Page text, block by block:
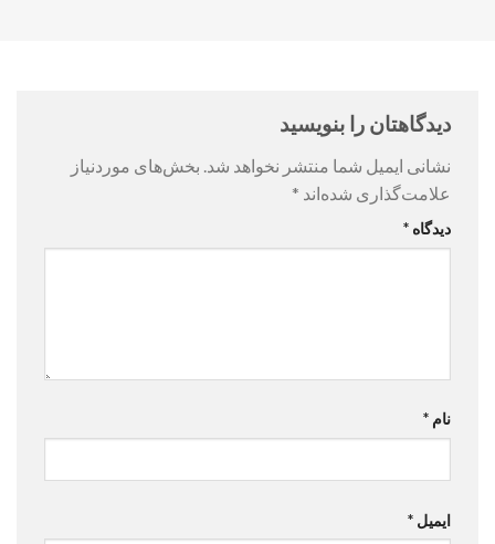
دیدگاهتان را بنویسید
نشانی ایمیل شما منتشر نخواهد شد. بخش‌های موردنیاز
علامت‌گذاری شده‌اند *
دیدگاه *
نام *
ایمیل *